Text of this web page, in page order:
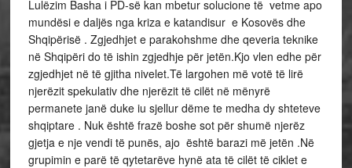
Lulëzim Basha i PD-së kan mbetur solucione të vetme apo
mundësi e daljës nga kriza e katandisur e Kosovës dhe
Shqipërisë . Zgjedhjet e parakohshme dhe qeveria teknike
në Shqipëri do të ishin zgjedhje për jetën.Kjo vlen edhe për
zgjedhjet në të gjitha nivelet.Të largohen më votë të lirë
njerëzit spekulativ dhe njerëzit të cilët në mënyrë
permanete janë duke iu sjellur dëme te medha dy shteteve
shqiptare . Nuk është frazë boshe sot për shumë njerëz
gjetja e nje vendi të punës, ajo është barazi më jetën .Në
grupimin e parë të qytetarëve hynë ata të cilët të ciklet e